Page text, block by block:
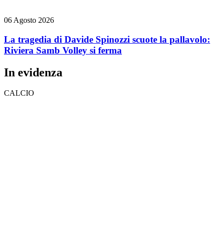
06 Agosto 2026
La tragedia di Davide Spinozzi scuote la pallavolo:
Riviera Samb Volley si ferma
In evidenza
CALCIO